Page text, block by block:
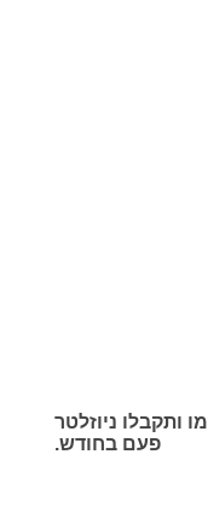
ותקבלו ניוזלטר
פעם בחודש.